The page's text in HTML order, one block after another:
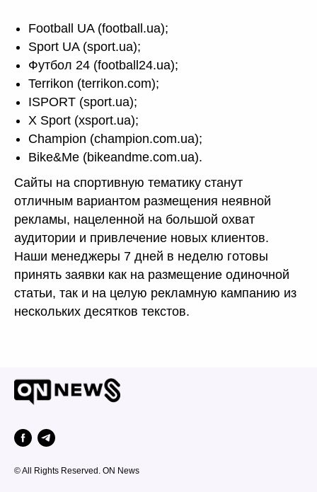
Football UA (football.ua);
Sport UA (sport.ua);
Футбол 24 (football24.ua);
Terrikon (terrikon.com);
ISPORT (sport.ua);
X Sport (xsport.ua);
Champion (champion.com.ua);
Bike&Me (bikeandme.com.ua).
Сайты на спортивную тематику станут
отличным вариантом размещения неявной
рекламы, нацеленной на большой охват
аудитории и привлечение новых клиентов.
Наши менеджеры 7 дней в неделю готовы
принять заявки как на размещение одиночной
статьи, так и на целую рекламную кампанию из
нескольких десятков текстов.
© All Rights Reserved. ON News